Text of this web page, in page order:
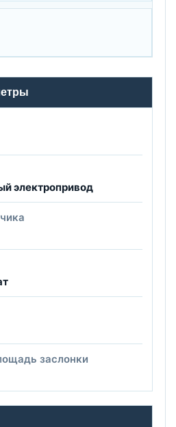
электропривод
заслонки